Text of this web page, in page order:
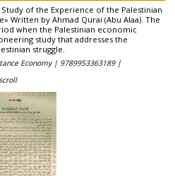
Study of the Experience of the Palestinian
Written by Ahmad Qurai (Abu Alaa). The
when the Palestinian economic
study that addresses the
struggle.
Economy | 9789953363189 |